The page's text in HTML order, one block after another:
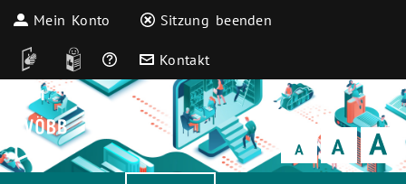
Mein Konto Sitzung beenden
DGS Leichte Sprache
Häufige Fragen
Kontakt
Schrift
klein Schrift
normal Schrift
groß